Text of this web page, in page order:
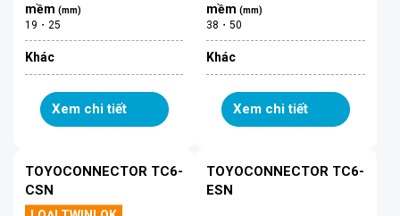
mềm (mm)
19・25
Khác
Xem chi tiết
mềm(mm)
38・50
Khác
Xem chi tiết
TOYOCONNECTOR TC6-
CSN
TOYOCONNECTOR TC6-
ESN